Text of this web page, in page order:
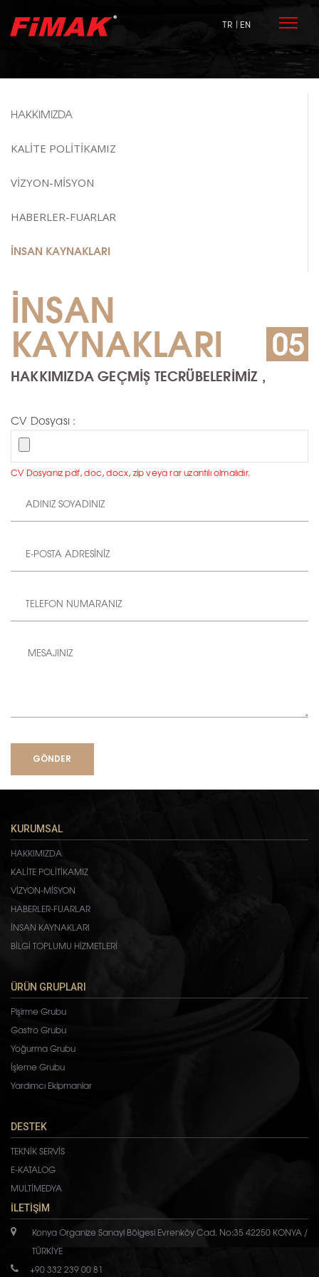
TR | EN
HAKKIMIZDA
KALİTE POLİTİKAMIZ
VİZYON-MİSYON
HABERLER-FUARLAR
İNSAN KAYNAKLARI
İNSAN
KAYNAKLARI
05
HAKKIMIZDA GEÇMİŞ TECRÜBELERİMİZ ,
CV Dosyası :
CV Dosyanız pdf, doc, docx, zip veya rar uzantılı olmalıdır.
GÖNDER
KURUMSAL
HAKKIMIZDA
KALİTE POLİTİKAMIZ
VİZYON-MİSYON
HABERLER-FUARLAR
İNSAN KAYNAKLARI
BİLGİ TOPLUMU HİZMETLERİ
ÜRÜN GRUPLARI
Pişirme Grubu
Gastro Grubu
Yoğurma Grubu
İşleme Grubu
Yardımcı Ekipmanlar
DESTEK
TEKNİK SERVİS
E-KATALOG
MULTİMEDYA
İLETİŞİM
Konya Organize Sanayi Bölgesi Evrenköy Cad. No:35 42250 KONYA /
TÜRKİYE
+90 332 239 00 81